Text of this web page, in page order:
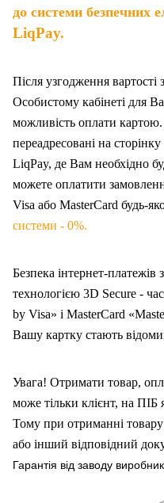
до системи безпечних
LiqPay.
Після узгодження
Особистому кабінеті для
можливість оплати
переадресовані на
LiqPay, де Вам необхідно
можете оплатити
Visa або MasterCard будь-
системи - 0%.
Безпека інтернет-платежів
технологією 3D Secure -
by Visa» і MasterCard
Вашу картку стають
Увага! Отримати товар,
може тільки клієнт, на ПІБ
Тому при отриманні
або інший відповідний
Гарантія від заводу